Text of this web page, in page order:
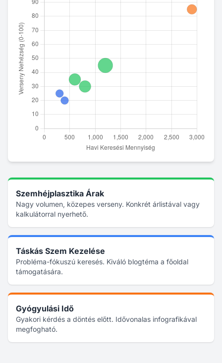
Szemhéjplasztika Árak
Nagy volumen, közepes verseny. Konkrét árlistával vagy
kalkulátorral nyerhető.
Táskás Szem Kezelése
Probléma-fókuszú keresés. Kiváló blogtéma a főoldal
támogatására.
Gyógyulási Idő
Gyakori kérdés a döntés előtt. Idővonalas infografikával
megfogható.